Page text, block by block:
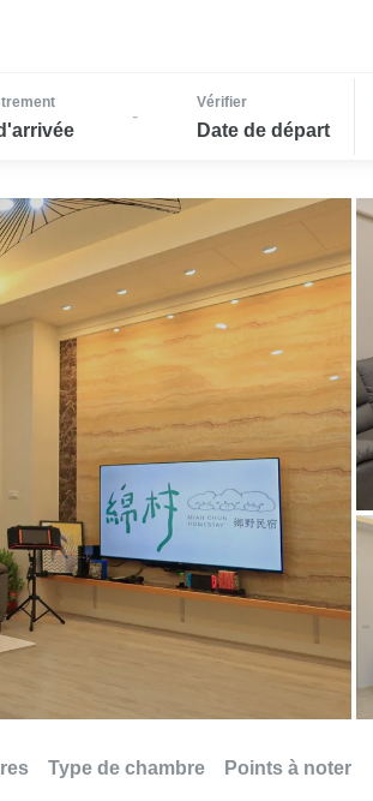
-
Vérifier
Date de départ
Type de chambre Points à noter